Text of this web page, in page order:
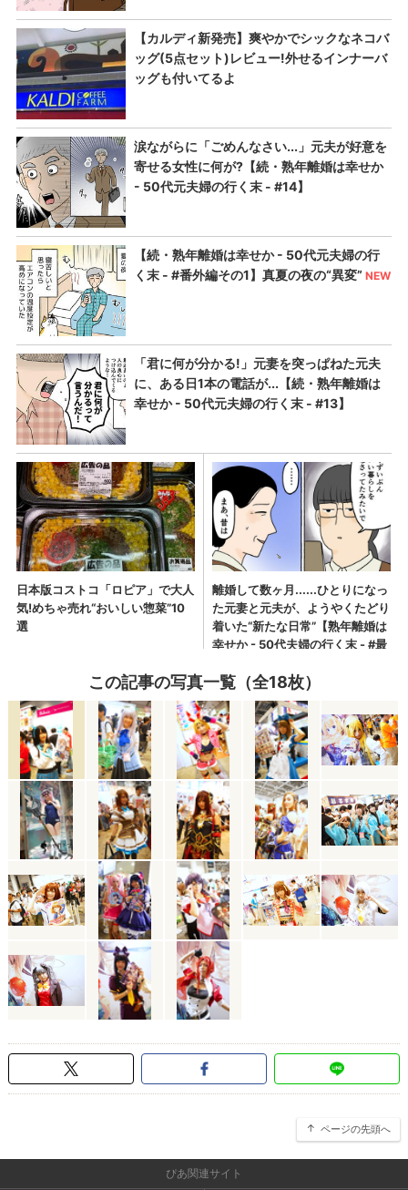
この記事の写真一覧（全18枚）
ページの先頭へ
ぴあ関連サイト